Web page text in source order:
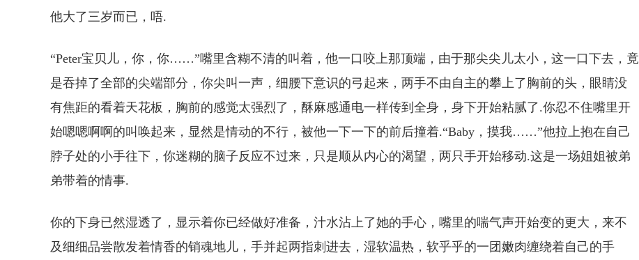
他大了三岁而已，唔.
“Peter宝贝儿，你，你……”嘴里含糊不清的叫着，他一口咬上那顶端，由于那尖尖儿太小，这一口下去，竟
是吞掉了全部的尖端部分，你尖叫一声，细腰下意识的弓起来，两手不由自主的攀上了胸前的头，眼睛没
有焦距的看着天花板，胸前的感觉太强烈了，酥麻感通电一样传到全身，身下开始粘腻了.你忍不住嘴里开
始嗯嗯啊啊的叫唤起来，显然是情动的不行，被他一下一下的前后撞着.“Baby，摸我……”他拉上抱在自己
脖子处的小手往下，你迷糊的脑子反应不过来，只是顺从内心的渴望，两只手开始移动.这是一场姐姐被弟
弟带着的情事.
你的下身已然湿透了，显示着你已经做好准备，汁水沾上了她的手心，嘴里的喘气声开始变的更大，来不
及细细品尝散发着情香的销魂地儿，手并起两指刺进去，湿软温热，软乎乎的一团嫩肉缠绕着自己的手